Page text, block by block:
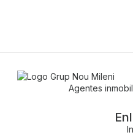
Agentes